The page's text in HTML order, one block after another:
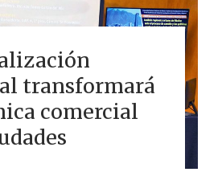
transformará
comercial